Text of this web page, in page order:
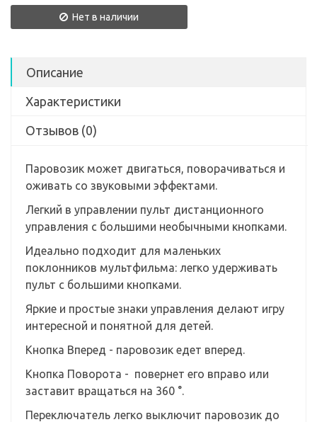
Нет в наличии
Описание
Характеристики
Отзывов (0)
Паровозик может двигаться, поворачиваться и
оживать со звуковыми эффектами.
Легкий в управлении пульт дистанционного
управления с большими необычными кнопками.
Идеально подходит для маленьких
поклонников мультфильма: легко удерживать
пульт с большими кнопками.
Яркие и простые знаки управления делают игру
интересной и понятной для детей.
Кнопка Вперед - паровозик едет вперед.
Кнопка Поворота - повернет его вправо или
заставит вращаться на 360 °.
Переключатель легко выключит паровозик до